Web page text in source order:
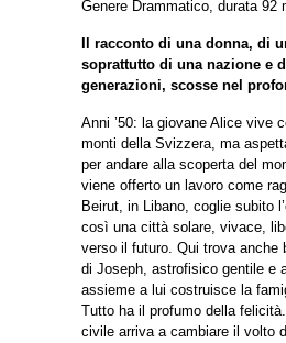
Genere Drammatico, durata 92
Il racconto di una donna, di
soprattutto di una nazione e
generazioni, scosse nel
Anni ’50: la giovane Alice vive
monti della Svizzera, ma
per andare alla scoperta del
viene offerto un lavoro come
Beirut, in Libano, coglie subito
così una città solare, vivace,
verso il futuro. Qui trova anche
di Joseph, astrofisico gentile e
assieme a lui costruisce la
Tutto ha il profumo della
civile arriva a cambiare il volto